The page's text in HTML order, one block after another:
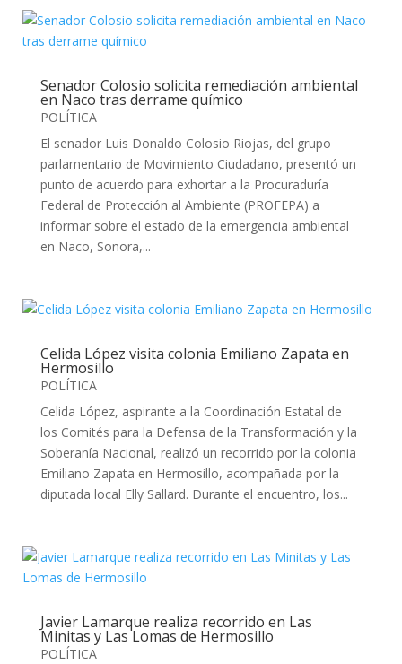
Senador Colosio solicita remediación ambiental
en Naco tras derrame químico
POLÍTICA
El senador Luis Donaldo Colosio Riojas, del grupo
parlamentario de Movimiento Ciudadano, presentó un
punto de acuerdo para exhortar a la Procuraduría
Federal de Protección al Ambiente (PROFEPA) a
informar sobre el estado de la emergencia ambiental
en Naco, Sonora,...
Celida López visita colonia Emiliano Zapata en
Hermosillo
POLÍTICA
Celida López, aspirante a la Coordinación Estatal de
los Comités para la Defensa de la Transformación y la
Soberanía Nacional, realizó un recorrido por la colonia
Emiliano Zapata en Hermosillo, acompañada por la
diputada local Elly Sallard. Durante el encuentro, los...
Javier Lamarque realiza recorrido en Las
Minitas y Las Lomas de Hermosillo
POLÍTICA